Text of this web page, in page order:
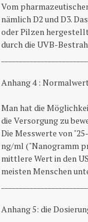
Vom
nämlich D2 und D3.
oder Pilzen
durch die UVB-
Anhang 4 :
Man hat die
die Versorgung zu
Die Messwerte von
ng/ml ("Nanogramm
mittlere Wert in den
meisten Menschen
Anhang 5: die